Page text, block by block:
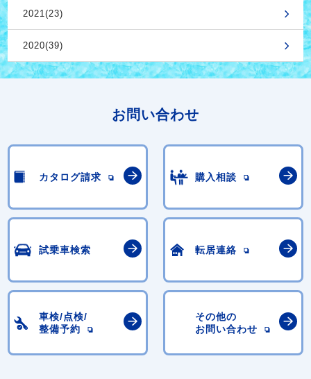
2021(23)
2020(39)
お問い合わせ
カタログ請求 購入相談
試乗車検索 転居連絡
車検/点検/
整備予約
その他の
お問い合わせ